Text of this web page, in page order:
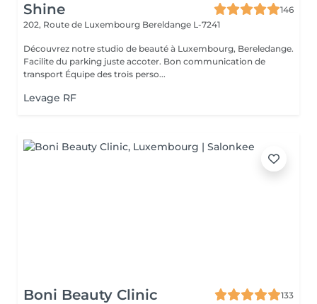
Shine
146
202, Route de Luxembourg Bereldange L-7241
Découvrez notre studio de beauté à Luxembourg, Bereledange.
Facilite du parking juste accoter. Bon communication de
transport Équipe des trois perso...
Levage RF
Boni Beauty Clinic
133